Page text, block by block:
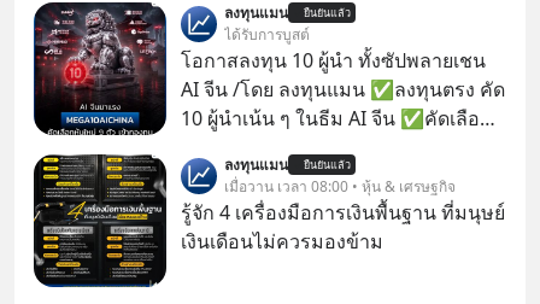
เคยสงสัยไหมว่าทำไมพอได้ของที่อยาก
ได้มาแล้วความสุขนั้นกลับอยู่กับเราได้
ไม่นาน? นี่คือกลไกพื้นฐานของมนุษย์ที่
Arthur Schopenhauer นักปรัชญา
ชาวเยอรมันเคยอธิบายไว้เมื่อ 200 กว่า
ปีก่อน แล้วเราจะหยุดวงจรความอยาก
ในใจเพื่อความสุขที่ยั่งยืนได้อย่างไร?
ติดตามได้ในพอดแคสต์ 5M EP. นี้
#goodtime #5minutespodcast
ลงทุนแมน ยืนยันแล้ว
ได้รับการบูสต์
โอกาสลงทุน 10 ผู้นำ ทั้งซัปพลายเชน
AI จีน /โดย ลงทุนแมน ✅ลงทุนตรง คัด
10 ผู้นำเน้น ๆ ในธีม AI จีน ✅คัดเลือก
เจ้าของผู้นำ AI จีน ตั้งแต่โรงงานผลิตชิป
หน่วยความจำ โมเดล AI ยันหุ่นยนต์
✅ได้การรับยกเว้นภาษี Capital Gain
ลงทุนแมน ยืนยันแล้ว
เมื่อวาน เวลา 08:00 • หุ้น & เศรษฐกิจ
รู้จัก 4 เครื่องมือการเงินพื้นฐาน ที่มนุษย์
เงินเดือนไม่ควรมองข้าม